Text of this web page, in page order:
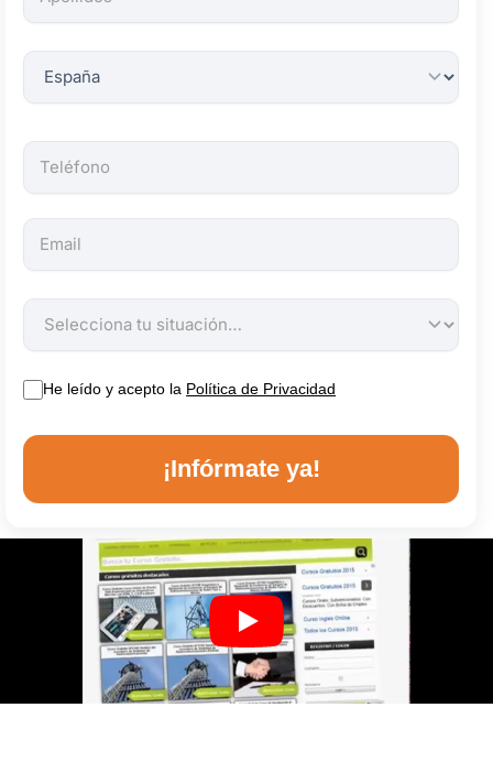
obligatorios.
He leído y acepto la Política de Privacidad
¡Infórmate ya!